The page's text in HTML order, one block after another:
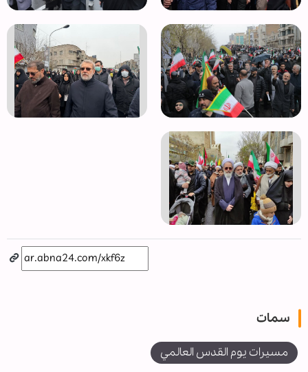
سمات
مسيرات يوم القدس العالمي